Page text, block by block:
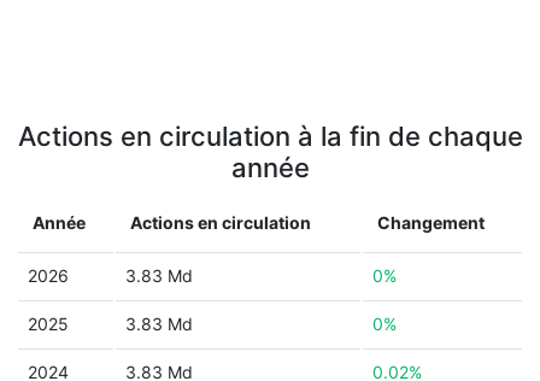
Actions en circulation à la fin de chaque
année
Année Actions en circulation Changement
2026 3.83 Md 0%
2025 3.83 Md 0%
2024 3.83 Md 0.02%